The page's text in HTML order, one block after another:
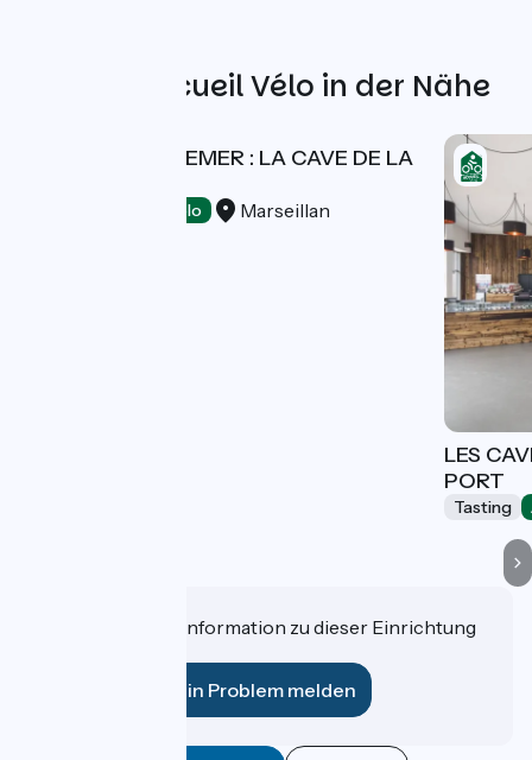
Weitere Accueil Vélo in der Nähe
LES CAVES RICHEMER : LA CAVE DE LA
Accueil Vélo Marseillan
LES
PORT
Tasting
Haben Sie eine Information zu dieser Einrichtung
Ein Problem melden